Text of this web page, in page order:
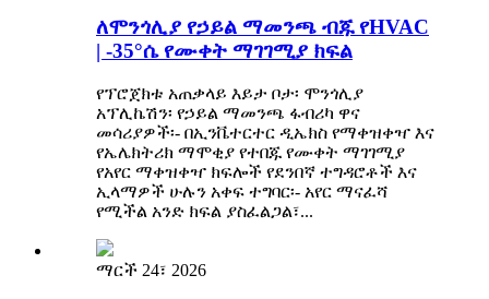
ለሞንጎሊያ የኃይል ማመንጫ ብጁ የHVAC
| -35°ሴ የሙቀት ማገገሚያ ክፍል
የፕሮጀክቱ አጠቃላይ እይታ ቦታ፡ ሞንጎሊያ
አፕሊኬሽን፡ የኃይል ማመንጫ ፋብሪካ ዋና
መሳሪያዎች፡- በኢንቬተርተር ዲኤክስ የማቀዝቀዣ እና
የኤሌክትሪክ ማሞቂያ የተበጁ የሙቀት ማገገሚያ
የአየር ማቀዝቀዣ ክፍሎች የደንበኛ ተግዳሮቶች እና
ኢላማዎች ሁሉን አቀፍ ተግባር፡- አየር ማናፈሻ
የሚችል አንድ ክፍል ያስፈልጋል፣...
ማርች 24፣ 2026